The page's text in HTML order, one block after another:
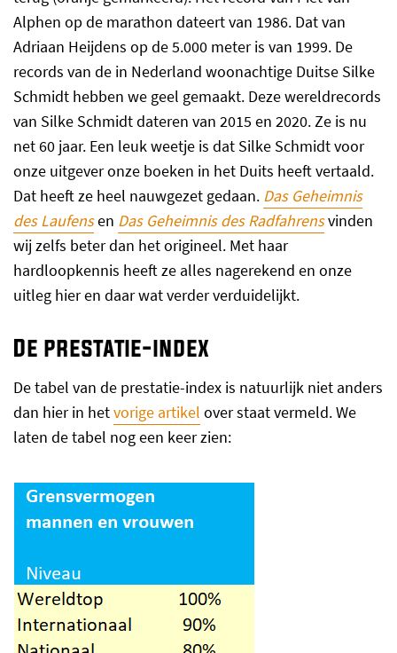
Alphen op de marathon dateert van 1986. Dat van
Adriaan Heijdens op de 5.000 meter is van 1999. De
records van de in Nederland woonachtige Duitse Silke
Schmidt hebben we geel gemaakt. Deze wereldrecords
van Silke Schmidt dateren van 2015 en 2020. Ze is nu
net 60 jaar. Een leuk weetje is dat Silke Schmidt voor
onze uitgever onze boeken in het Duits heeft vertaald.
Dat heeft ze heel nauwgezet gedaan. Das Geheimnis
des Laufensen Das Geheimnis des Radfahrensvinden
wij zelfs beter dan het origineel. Met haar
hardloopkennis heeft ze alles nagerekend en onze
uitleg hier en daar wat verder verduidelijkt.
De prestatie-index
De tabel van de prestatie-index is natuurlijk niet anders
dan hier in hetvorige artikel over staat vermeld. We
laten de tabel nog een keer zien: